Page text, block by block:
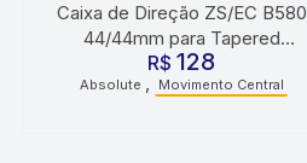
Caixa de Direção ZS/EC B580
44/44mm para Tapered
Absolute
R$ 128
Absolute , Movimento Central